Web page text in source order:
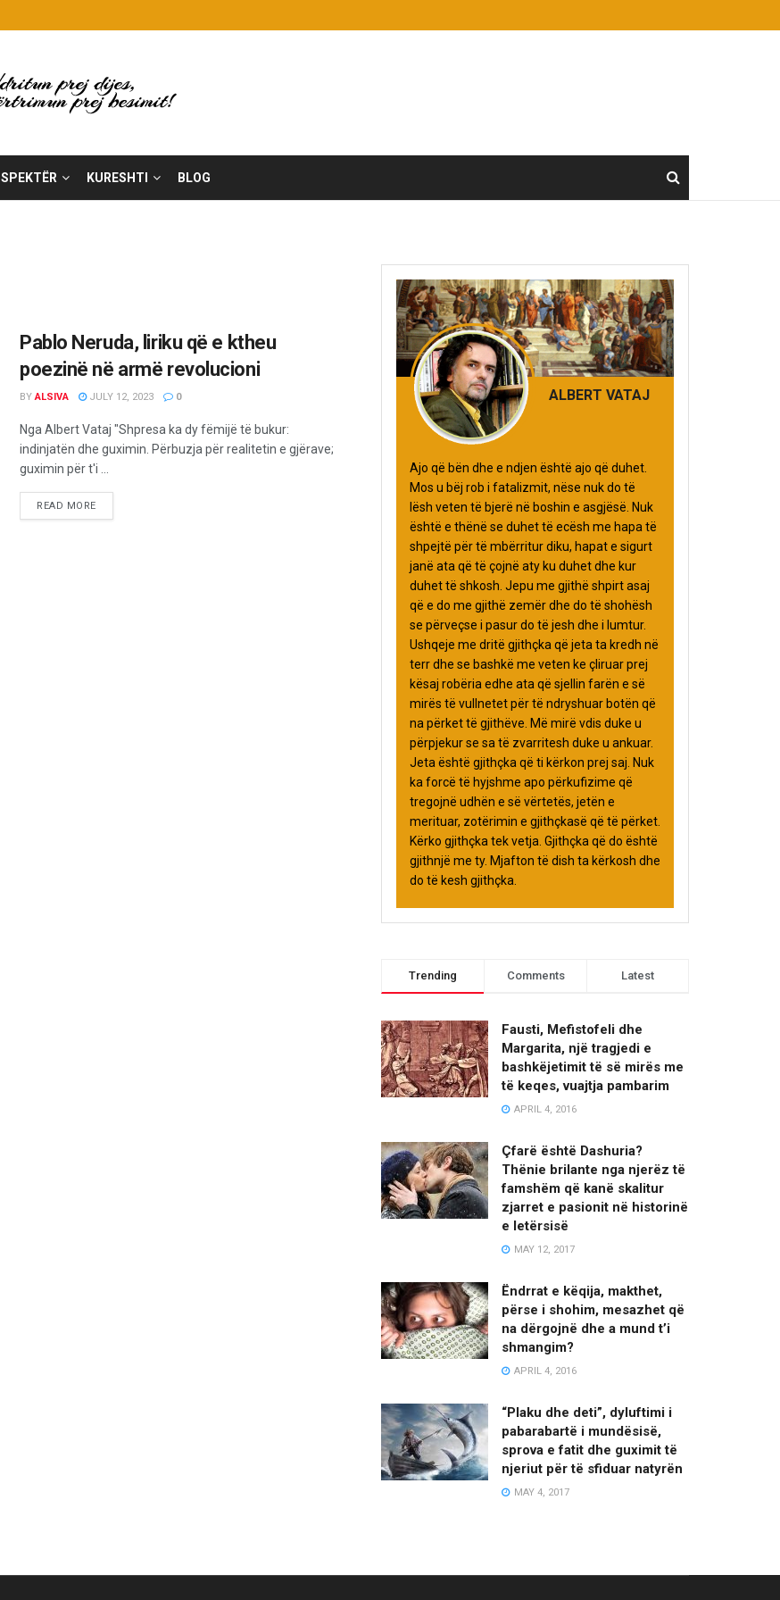
SPEKTËR KURESHTI BLOG
Pablo Neruda, liriku që e ktheu
poezinë në armë revolucioni
BY ALSIVA JULY 12, 2023 0
Nga Albert Vataj "Shpresa ka dy fëmijë të bukur:
indinjatën dhe guximin. Përbuzja për realitetin e gjërave;
guximin për t'i ...
READ MORE
ALBERT VATAJ
Ajo që bën dhe e ndjen është ajo që duhet.
Mos u bëj rob i fatalizmit, nëse nuk do të
lësh veten të bjerë në boshin e asgjësë. Nuk
është e thënë se duhet të ecësh me hapa të
shpejtë për të mbërritur diku, hapat e sigurt
janë ata që të çojnë aty ku duhet dhe kur
duhet të shkosh. Jepu me gjithë shpirt asaj
që e do me gjithë zemër dhe do të shohësh
se përveçse i pasur do të jesh dhe i lumtur.
Ushqeje me dritë gjithçka që jeta ta kredh në
terr dhe se bashkë me veten ke çliruar prej
kësaj robëria edhe ata që sjellin farën e së
mirës të vullnetet për të ndryshuar botën që
na përket të gjithëve. Më mirë vdis duke u
përpjekur se sa të zvarritesh duke u ankuar.
Jeta është gjithçka që ti kërkon prej saj. Nuk
ka forcë të hyjshme apo përkufizime që
tregojnë udhën e së vërtetës, jetën e
merituar, zotërimin e gjithçkasë që të përket.
Kërko gjithçka tek vetja. Gjithçka që do është
gjithnjë me ty. Mjafton të dish ta kërkosh dhe
do të kesh gjithçka.
Trending Comments Latest
Fausti, Mefistofeli dhe
Margarita, një tragjedi e
bashkëjetimit të së mirës me
të keqes, vuajtja pambarim
APRIL 4, 2016
Çfarë është Dashuria?
Thënie brilante nga njerëz të
famshëm që kanë skalitur
zjarret e pasionit në historinë
e letërsisë
MAY 12, 2017
Ëndrrat e këqija, makthet,
përse i shohim, mesazhet që
na dërgojnë dhe a mund t’i
shmangim?
APRIL 4, 2016
“Plaku dhe deti”, dyluftimi i
pabarabartë i mundësisë,
sprova e fatit dhe guximit të
njeriut për të sfiduar natyrën
MAY 4, 2017